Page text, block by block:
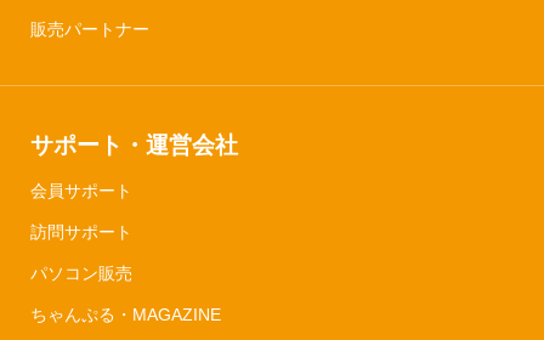
販売パートナー
サポート・運営会社
会員サポート
訪問サポート
パソコン販売
ちゃんぷる・MAGAZINE